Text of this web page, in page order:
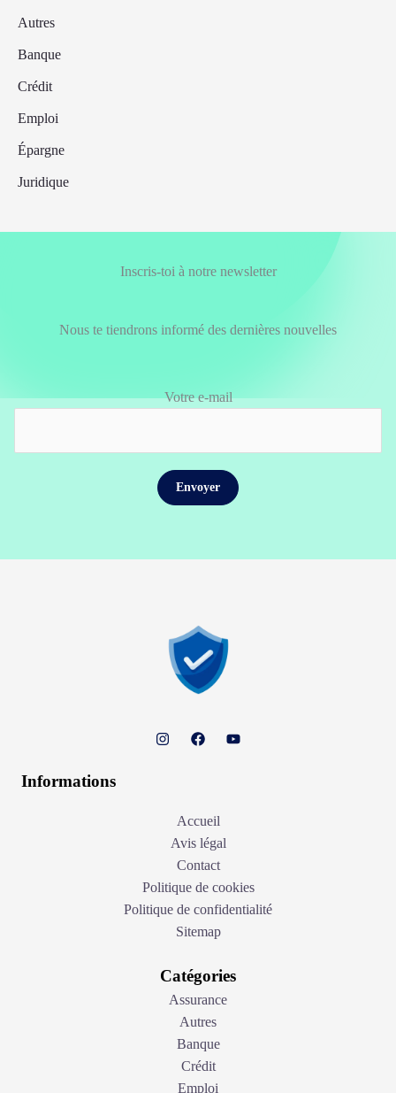
Autres
Banque
Crédit
Emploi
Épargne
Juridique
Inscris-toi à notre newsletter
Nous te tiendrons informé des dernières nouvelles
Votre e-mail
Informations
Accueil
Avis légal
Contact
Politique de cookies
Politique de confidentialité
Sitemap
Catégories
Assurance
Autres
Banque
Crédit
Emploi